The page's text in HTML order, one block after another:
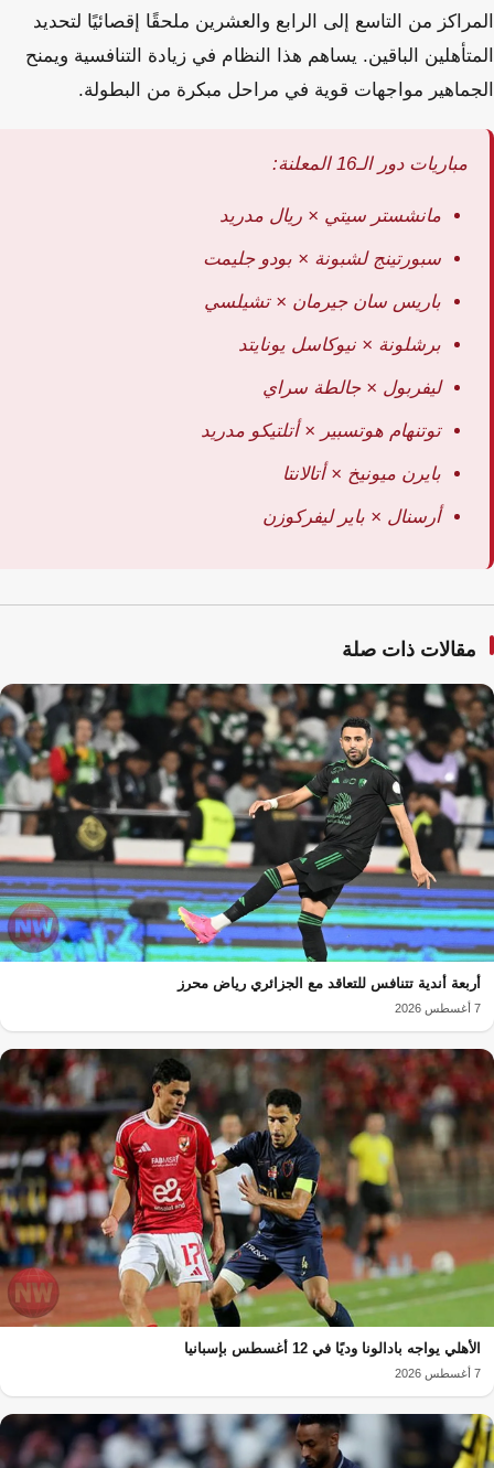
المراكز من التاسع إلى الرابع والعشرين ملحقًا إقصائيًا لتحديد
المتأهلين الباقين. يساهم هذا النظام في زيادة التنافسية ويمنح
الجماهير مواجهات قوية في مراحل مبكرة من البطولة.
مباريات دور الـ16 المعلنة:
مانشستر سيتي × ريال مدريد
سبورتينج لشبونة × بودو جليمت
باريس سان جيرمان × تشيلسي
برشلونة × نيوكاسل يونايتد
ليفربول × جالطة سراي
توتنهام هوتسبير × أتلتيكو مدريد
بايرن ميونيخ × أتالانتا
أرسنال × باير ليفركوزن
مقالات ذات صلة
أربعة أندية تتنافس للتعاقد مع الجزائري رياض محرز
7 أغسطس 2026
الأهلي يواجه بادالونا وديًا في 12 أغسطس بإسبانيا
7 أغسطس 2026